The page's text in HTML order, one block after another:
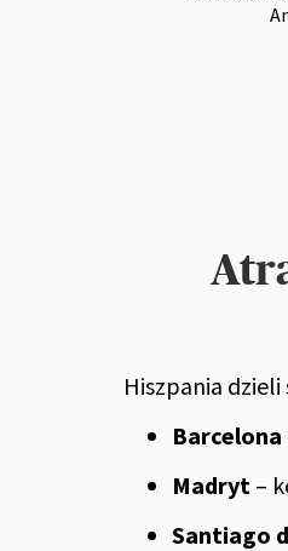
Hiszpania
Barcelona
Madryt –
Santiago